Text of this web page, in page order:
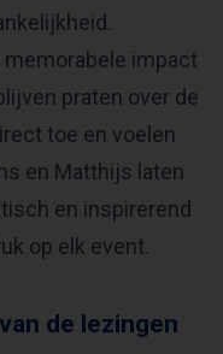
memorabele impact
praten over de
toe en voelen
en Matthijs laten
en inspirerend
op elk event.
de lezingen